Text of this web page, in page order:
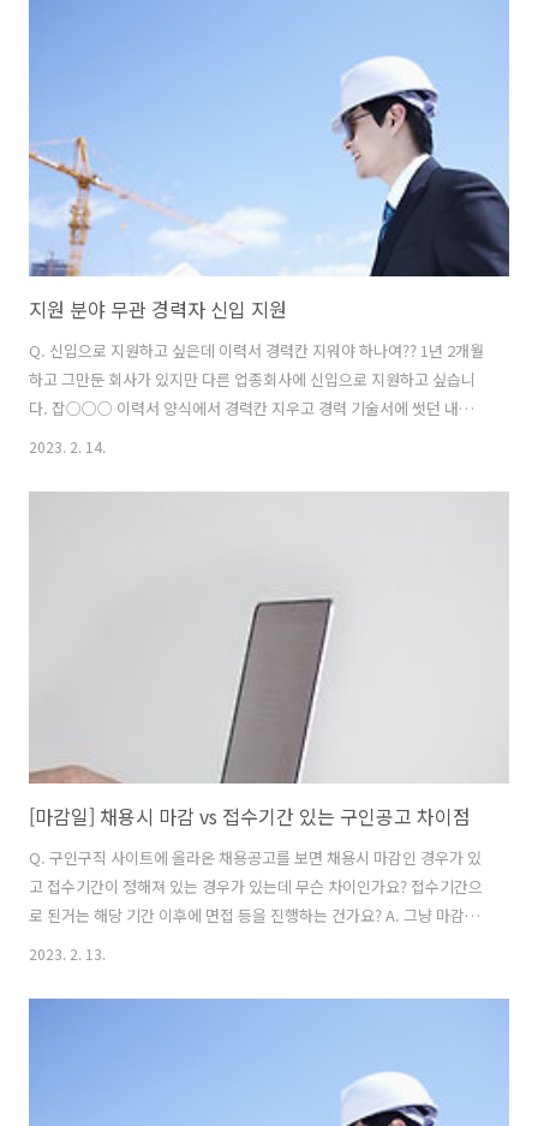
만, 경력사항에 기입하였다고 하더라도 채용담당자가 충분히 감안하여
검토할 것입니다. 인턴 및 아르바이트 항목에 적을 것을 경력사항 칸에
기입하였다고 해서..
지원 분야 무관 경력자 신입 지원
Q. 신입으로 지원하고 싶은데 이력서 경력칸 지워야 하나여?? 1년 2개월
하고 그만둔 회사가 있지만 다른 업종회사에 신입으로 지원하고 싶습니
다. 잡○○○ 이력서 양식에서 경력칸 지우고 경력 기술서에 썻던 내용
관한 타 분야 회사에 신입으로 지원하시려는 건가요. ​인턴.대외활동은 지
한 경력이 있다' 정도 내용을 추가하시면 무난할 것입니다.
2023. 2. 14.
[마감일] 채용시 마감 vs 접수기간 있는 구인공고 차이점
Q. 구인구직 사이트에 올라온 채용공고를 보면 채용시 마감인 경우가 있
고 접수기간이 정해져 있는 경우가 있는데 무슨 차이인가요? 접수기간으
로 된거는 해당 기간 이후에 면접 등을 진행하는 건가요? A. 그냥 마감일
이 있고 없고의 차이일 뿐입니다. 기업 입장에서 주로 급하게 사람을 구
로 '채용시' 마감으로 합니다. ​서류접수기간이 정해져 있는 경우에는 해
채용은 대체로 모집시기(상반기, 하반기)와 기간이 정해져 있습니다. ​반
면 1년 내내 모집하는 상시채용은 모집기간이 없이 항상 채용을 진행합
2023. 2. 13.